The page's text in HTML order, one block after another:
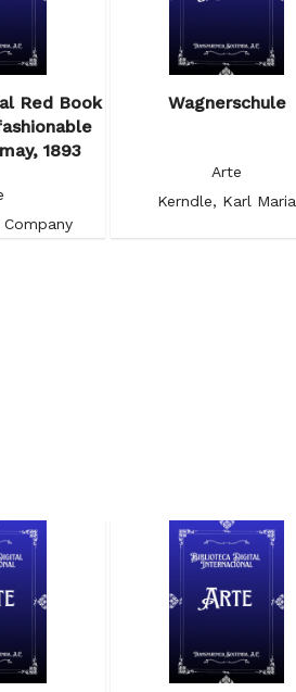
Red Book
1893
Wagnerschule
Arte
Kerndle, Karl Maria